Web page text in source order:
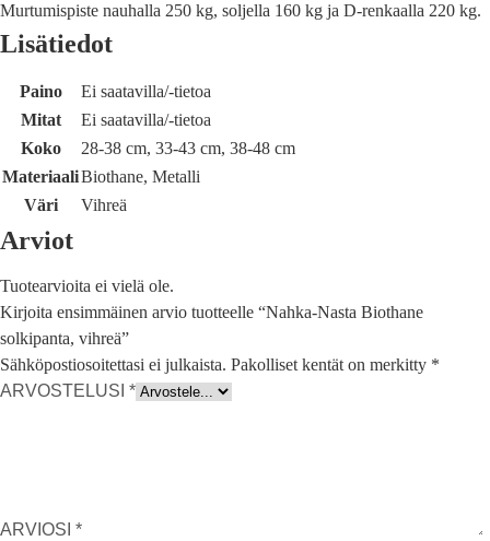
Murtumispiste nauhalla 250 kg, soljella 160 kg ja D-renkaalla 220 kg.
Lisätiedot
Paino
Ei saatavilla/-tietoa
Mitat
Ei saatavilla/-tietoa
Koko
28-38 cm, 33-43 cm, 38-48 cm
MateriaaliBiothane, Metalli
Väri
Vihreä
Arviot
Tuotearvioita ei vielä ole.
Kirjoita ensimmäinen arvio tuotteelle “Nahka-Nasta Biothane
solkipanta, vihreä”
Sähköpostiosoitettasi ei julkaista. Pakolliset kentät on merkitty *
ARVOSTELUSI *
ARVIOSI *